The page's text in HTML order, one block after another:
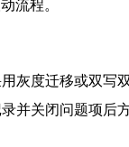
流程。
灰度迁移或双写
并关闭问题项后